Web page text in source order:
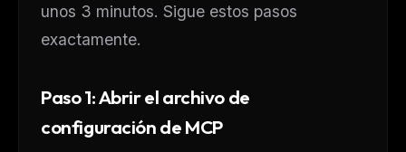
unos 3 minutos. Sigue estos pasos
exactamente.
Paso 1: Abrir el archivo de
configuración de MCP